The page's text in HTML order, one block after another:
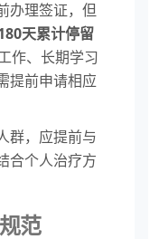
办理签证，但
天累计停留
作、长期学习
提前申请相应
群，应提前与
合个人治疗方
范